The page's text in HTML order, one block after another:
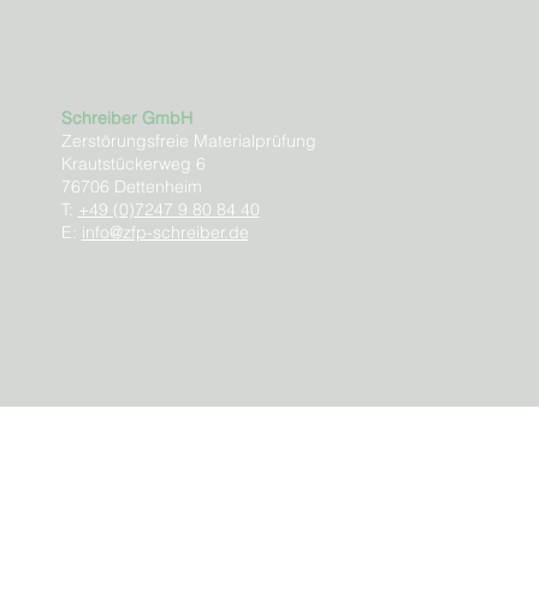
Schreiber GmbH
Zerstörungsfreie Materialprüfung
Krautstückerweg 6
76706 Dettenheim
T: +49 (0)7247 9 80 84 40
E: info@zfp-schreiber.de